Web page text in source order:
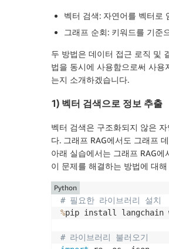
벡터 검색: 자연어를 벡터로
그래프 순회: 키워드를 기준
두 방법은 데이터 접근 로직 및
법을 동시에 사용함으로써 사
는지 소개하겠습니다.
1) 벡터 검색으로 정보 추출
벡터 검색은 구조화되지 않은
다. 그래프 RAG에서도 그래프
아래 실습에서는 그래프 RAG
이 문제를 해결하는 방법에 대
# 필요한 라이브러리 설치
%pip install langchain
# 라이브러리 불러오기
Python